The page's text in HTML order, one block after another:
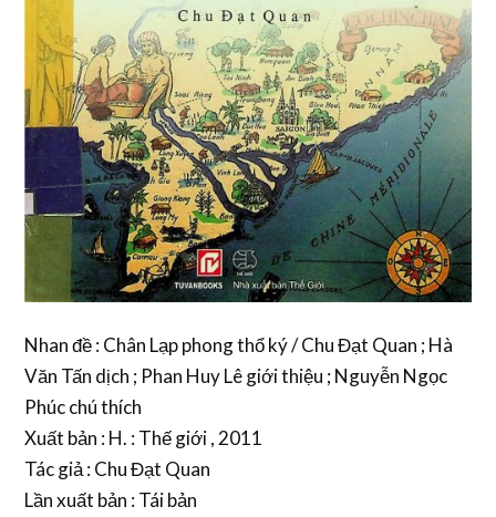
Nhan đề : Chân Lạp phong thổ ký / Chu Đạt Quan ; Hà
Văn Tấn dịch ; Phan Huy Lê giới thiệu ; Nguyễn Ngọc
Phúc chú thích
Xuất bản : H. : Thế giới , 2011
Tác giả : Chu Đạt Quan
Lần xuất bản : Tái bản